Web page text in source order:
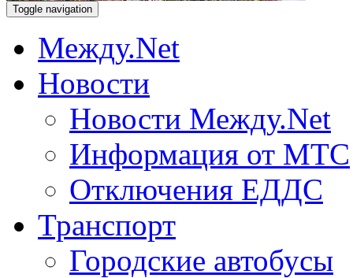
Toggle navigation
Между.Net
Новости
Новости Между.Net
Информация от МТС
Отключения ЕДДС
Транспорт
Городские автобусы